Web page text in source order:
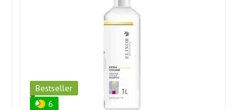
Bestseller
6